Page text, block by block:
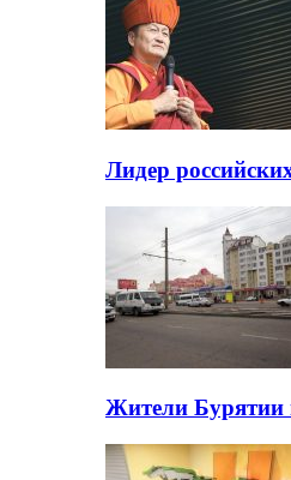
Лидер
Жители Бурятии